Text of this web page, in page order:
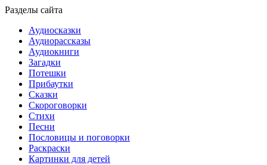
Разделы сайта
Аудиосказки
Аудиорассказы
Аудиокниги
Загадки
Потешки
Прибаутки
Сказки
Скороговорки
Стихи
Песни
Пословицы и поговорки
Раскраски
Картинки для детей